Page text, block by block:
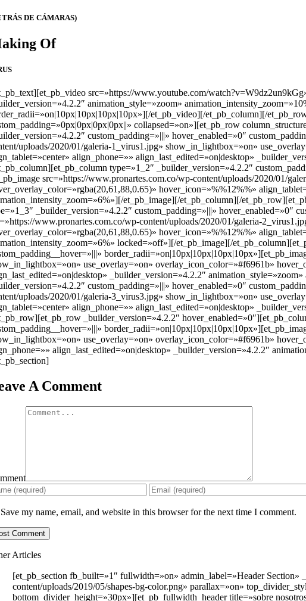
DE CÁMARAS)
Of
src=»https://www.youtube.com/
animation_style=»zoom»
et_pb_video][/et_pb_column][/
collapsed=»on»][et_pb_row
custom_padding=»|||» hover_enabled=»0″
uploads/2020/01/galeria-1_virus1.jpg» show_in_lightbox=»on»
align_phone=»» align_last_edited=»on|desktop»
type=»1_2″ _builder_version=»4.2.2″
src=»https://www.pronartes.com.co/wp-content/uploads/2020/01/
hover_icon=»%%12%%»
et_pb_image][/et_pb_column][/
_builder_version=»4.2.2″ custom_padding=»|||» hover_enabled=»0″
www.pronartes.com.co/wp-content/uploads/2020/01/galeria-
hover_icon=»%%12%%»
locked=»off»][/et_pb_image][/
use_overlay=»on» overlay_icon_color=»#f6961b»
_builder_version=»4.2.2″
custom_padding=»|||» hover_enabled=»0″
uploads/2020/01/galeria-3_virus3.jpg» show_in_lightbox=»on»
align_phone=»» align_last_edited=»on|desktop»
_builder_version=»4.2.2″
use_overlay=»on» overlay_icon_color=»#f6961b»
align_last_edited=»on|desktop» _builder_version=»4.2.2″
A Comment
Save my name, email, and website in this browser for the next time I comment.
Articles
[et_pb_section fb_built=»1″ fullwidth=»on» admin_label=»Header
content/uploads/2019/05/shapes-bg-color.png» parallax=»on»
bottom_divider_height=»30px»][et_pb_fullwidth_header title=»sobre